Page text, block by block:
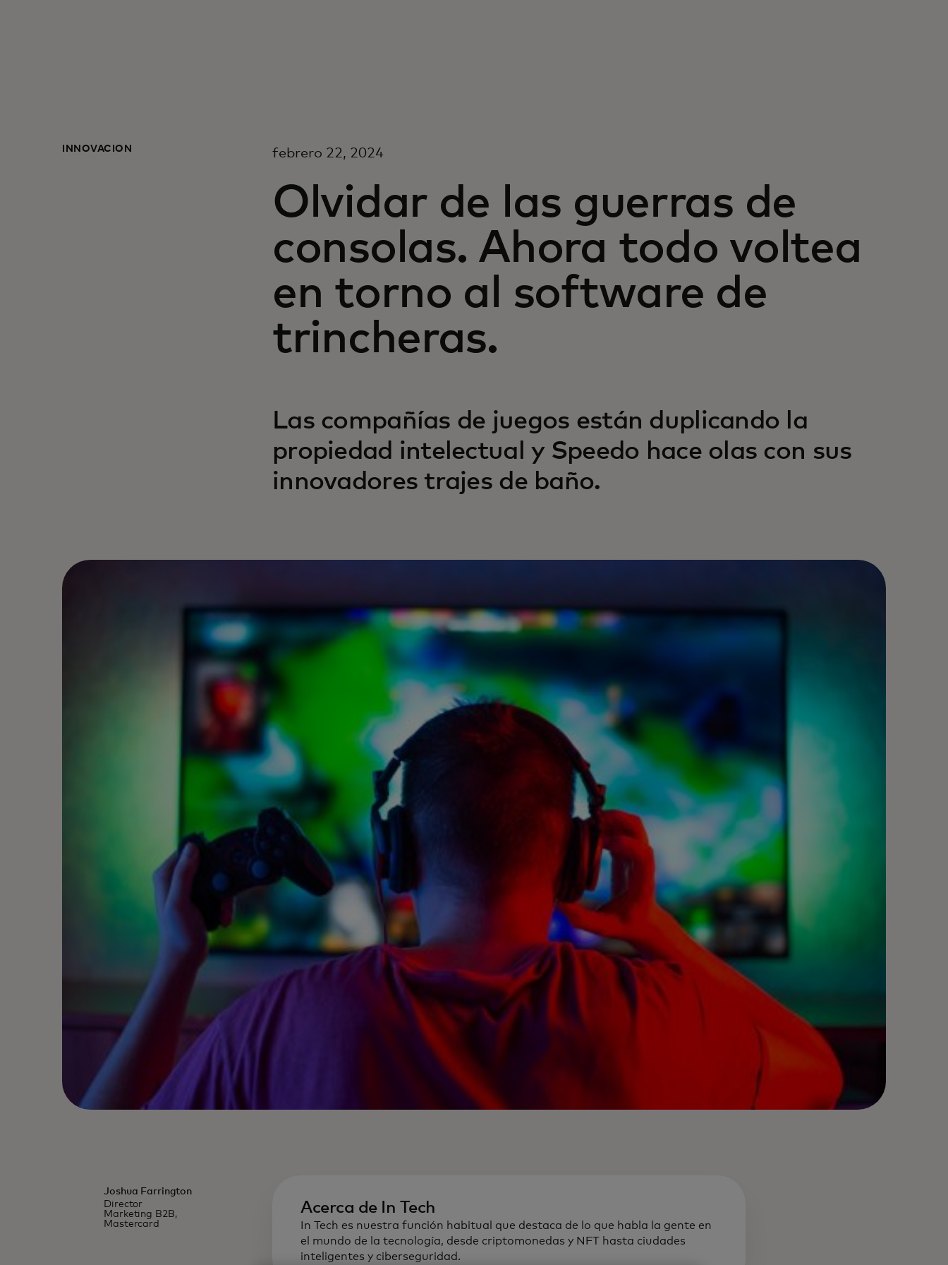
INNOVACIÓN febrero 22, 2024
Olvidar de las guerras de
consolas. Ahora todo voltea
en torno al software de
trincheras.
Las compañías de juegos están duplicando la
propiedad intelectual y Speedo hace olas con sus
innovadores trajes de baño.
Joshua Farrington
Director
Marketing B2B,
Mastercard
Acerca de In Tech
In Tech es nuestra función habitual que destaca de lo que habla la gente en
el mundo de la tecnología, desde criptomonedas y NFT hasta ciudades
inteligentes y ciberseguridad.